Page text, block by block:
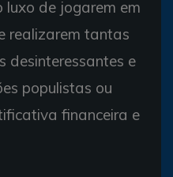
de jogarem em
realizarem tantas
desinteressantes e
populistas ou
financeira e